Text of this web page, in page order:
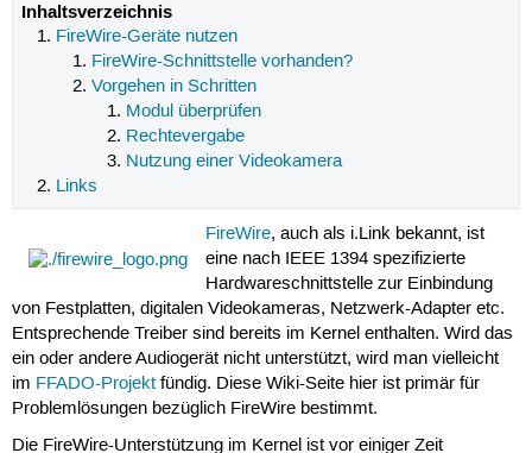
Inhaltsverzeichnis
FireWire-Geräte nutzen
FireWire-Schnittstelle vorhanden?
Vorgehen in Schritten
Modul überprüfen
Rechtevergabe
Nutzung einer Videokamera
Links
FireWire, auch als i.Link bekannt, ist
eine nach IEEE 1394 spezifizierte
Hardwareschnittstelle zur Einbindung
von Festplatten, digitalen Videokameras, Netzwerk-Adapter etc.
Entsprechende Treiber sind bereits im Kernel enthalten. Wird das
ein oder andere Audiogerät nicht unterstützt, wird man vielleicht
im FFADO-Projektfündig. Diese Wiki-Seite hier ist primär für
Problemlösungen bezüglich FireWire bestimmt.
Die FireWire-Unterstützung im Kernel ist vor einiger Zeit